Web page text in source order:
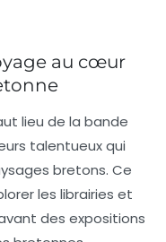
au cœur
lieu de la bande
talentueux qui
bretons. Ce
les librairies et
des expositions